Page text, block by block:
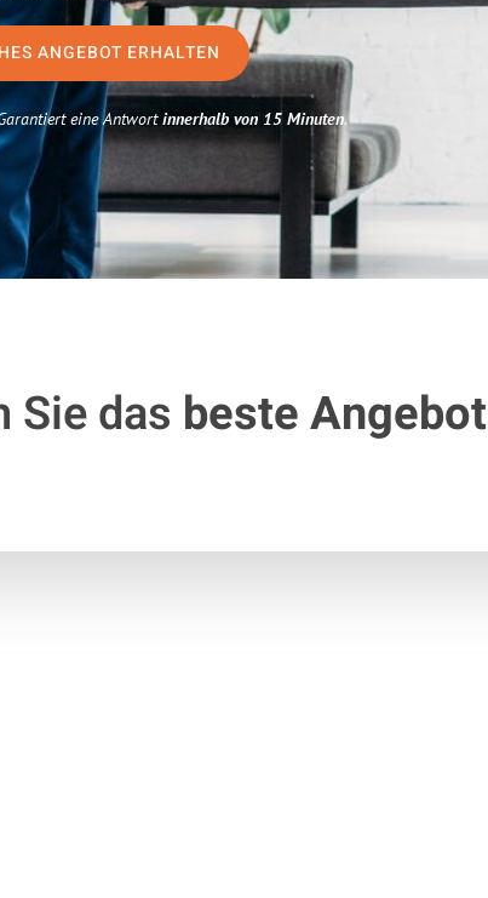
ANGEBOT ERHALTEN
eine Antwortinnerhalb von 15 Minuten.
Sie das beste Angebot